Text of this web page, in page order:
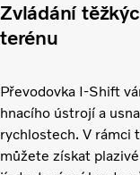
Zvládání
terénu
Převodovka I-Shift
hnacího ústrojí a
rychlostech. V rámci
můžete získat